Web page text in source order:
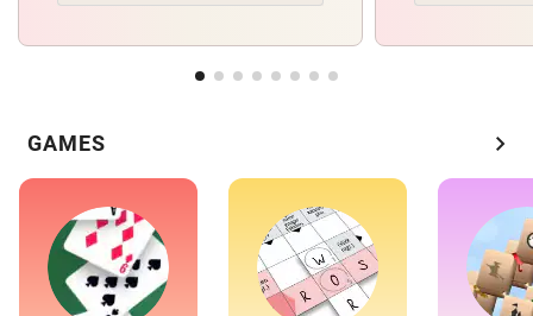
GAMES chevron_right